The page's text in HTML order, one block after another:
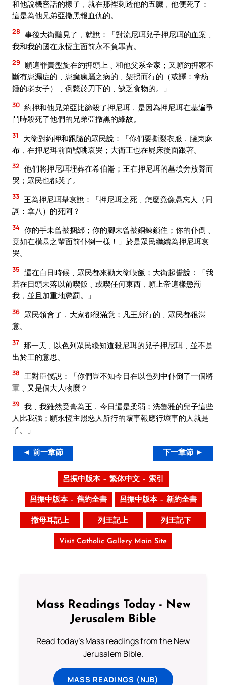
和他說機密話的樣子﹐就在那裡刺透他的五臟﹐他便死了：
這是為他兄弟亞撒黑報血仇的。
28 事後大衛聽見了﹐就說：「對流尼珥兒子押尼珥的血案﹑
我和我的國在永恆主面前永不負罪責。
29 願這罪責盤旋在約押頭上﹑和他父系全家；又願約押家不
斷有患漏症的﹑患痲瘋屬之病的﹑架拐而行的（或譯：拿紡
錘的弱女子）﹑倒斃於刀下的﹑缺乏食物的。」
30 約押和他兄弟亞比篩殺了押尼珥﹐是因為押尼珥在基遍爭
鬥時殺死了他們的兄弟亞撒黑的緣故。
31
大衛對約押和跟隨的眾民說：「你們要撕裂衣服﹐腰束麻
布﹐在押尼珥前面號咷哀哭；大衛王也在屍床後面跟著。
32 他們將押尼珥埋葬在希伯崙；王在押尼珥的墓墳旁放聲而
哭；眾民也都哭了。
33 王為押尼珥舉哀說：「押尼珥之死﹑怎麼竟像愚忘人（同
詞：拿八）的死阿？
34 你的手未曾被捆綁；你的腳未曾被銅鍊鎖住；你的仆倒﹑
竟如在橫暴之輩面前仆倒一樣！」於是眾民繼續為押尼珥哀
哭。
35 還在白日時候﹑眾民都來勸大衛喫飯；大衛起誓說：「我
若在日頭未落以前喫飯﹑或喫任何東西﹐願上帝這樣懲罰
我﹐並且加重地懲罰。」
36 眾民領會了﹐大家都很滿意；凡王所行的﹑眾民都很滿
意。
37 那一天﹑以色列眾民纔知道殺尼珥的兒子押尼珥﹑並不是
出於王的意思。
38
王對臣僕說：「你們豈不知今日在以色列中仆倒了一個將
軍﹑又是個大人物麼？
39 我﹑我雖然受膏為王﹐今日還是柔弱；洗魯雅的兒子這些
人比我強；願永恆主照惡人所行的壞事報應行壞事的人就是
了。」
◄ 前一章節 下一章節 ►
呂振中版本 – 繁体中文 – 索引
呂振中版本 – 舊約全書 呂振中版本 – 新約全書
撒母耳記上 列王記上 列王記下
Visit Catholic Gallery Main Site
Mass Readings Today - New
Jerusalem Bible
Read today's Mass readings from the New
Jerusalem Bible.
MASS READINGS (NJB)